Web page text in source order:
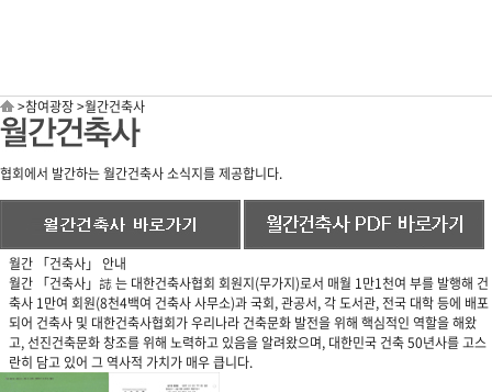
>참여광장>월간건축사
협회에서 발간하는 월간건축사 소식지를 제공합니다.
월간 「건축사」 안내
월간 「건축사」誌 는 대한건축사협회 회원지(무가지)로서 매월 1만1천여 부를 발행해 건
축사 1만여 회원(8천4백여 건축사 사무소)과 국회, 관공서, 각 도서관, 전국 대학 등에 배포
되어 건축사 및 대한건축사협회가 우리나라 건축문화 발전을 위해 핵심적인 역할을 해왔
고, 선진건축문화 창조를 위해 노력하고 있음을 알려왔으며, 대한민국 건축 50년사를 고스
란히 담고 있어 그 역사적 가치가 매우 큽니다.